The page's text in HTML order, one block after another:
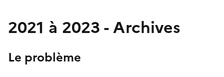
2021 à 2023 - Archives
Le problème